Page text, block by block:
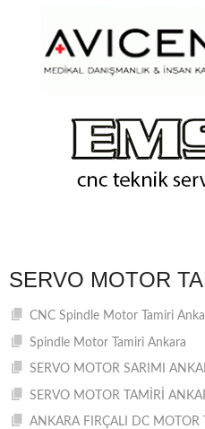
SERVO MOTOR
CNC Spindle Motor Tamiri
Spindle Motor Tamiri Ankara
SERVO MOTOR SARIMI
SERVO MOTOR TAMİRİ
ANKARA FIRÇALI DC MOTOR